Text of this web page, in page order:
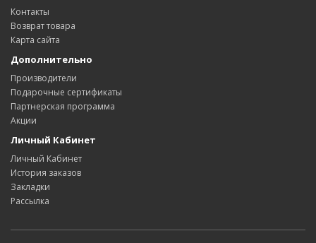
Контакты
Возврат товара
Карта сайта
Дополнительно
Производители
Подарочные сертификаты
Партнерская программа
Акции
Личный Кабинет
Личный Кабинет
История заказов
Закладки
Рассылка